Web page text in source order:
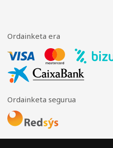
Ordainketa era
Ordainketa segurua